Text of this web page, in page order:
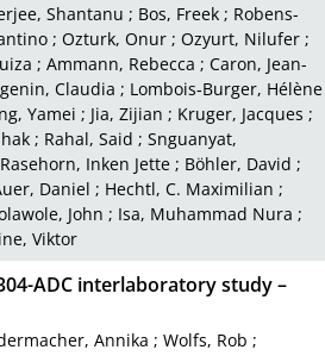
XML
Shantanu ; Bos, Freek ; Robens-
; Ozturk, Onur; Ozyurt, Nilufer;
; Ammann, Rebecca ; Caron, Jean-
Claudia ; Lombois‑Burger, Hélène
Yamei ; Jia, Zijian ; Kruger, Jacques ;
; Rahal, Said ; Snguanyat,
Rasehorn, Inken Jette; Böhler, David ;
Daniel ; Hechtl, C. Maximilian ;
John ; Isa, Muhammad Nura ;
Viktor
ADC interlaboratory study –
Annika ;Wolfs, Rob ;